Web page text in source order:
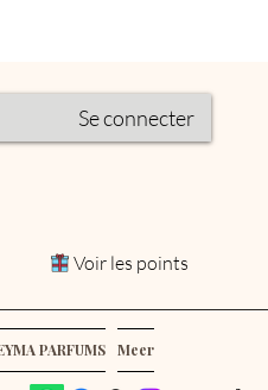
Se connecter
Voir les points
PARFUMS Meer